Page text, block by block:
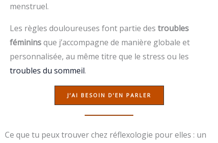
menstruel.
Les règles douloureuses font partie des troubles
fémininsque j’accompagne de manière globale et
personnalisée, au même titre que le stress ou les
troubles du sommeil.
J’AI BESOIN D’EN PARLER
Ce que tu peux trouver chez réflexologie pour elles : un